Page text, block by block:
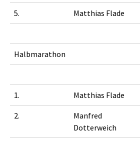
5. Matthias Flade
Halbmarathon
1. Matthias Flade
2.
Manfred
Dotterweich